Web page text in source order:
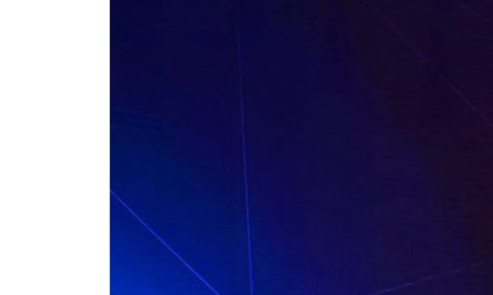
للحصول على البريد الالكترونى للطالب
التدريب الميداني
نادى الطلاب المتفوقين